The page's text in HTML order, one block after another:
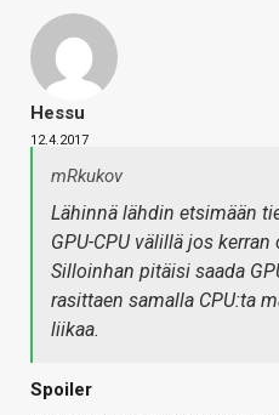
Hessu
12.4.2017
mRkukov
Lähinnä lähdin etsimään
GPU-CPU välillä jos
Silloinhan pitäisi saada
rasittaen samalla CPU:ta
liikaa.
Spoiler